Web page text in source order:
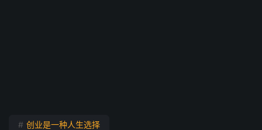
# 创业是一种人生选择